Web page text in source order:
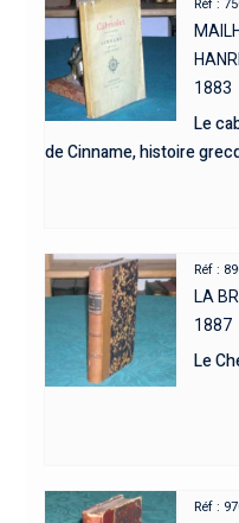
Réf :
1883
Le
de Cinname, histoire
Réf :
LA
1887
Le
Réf :